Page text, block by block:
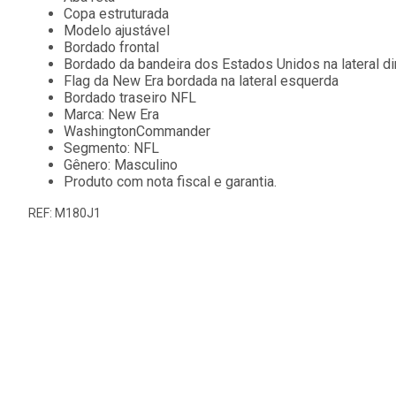
Copa estruturada
Modelo ajustável
Bordado frontal
Bordado da bandeira dos Estados Unidos na lateral
Flag da New Era bordada na lateral esquerda
Bordado traseiro NFL
Marca: New Era
WashingtonCommander
Segmento: NFL
Gênero: Masculino
Produto com nota fiscal e garantia.
REF: M180J1